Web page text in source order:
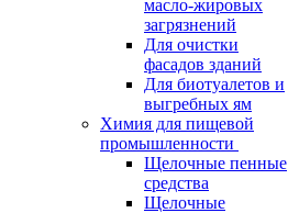
масло-жировых
загрязнений
Для очистки
фасадов зданий
Для биотуалетов и
выгребных ям
Химия для пищевой
промышленности
Щелочные пенные
средства
Щелочные